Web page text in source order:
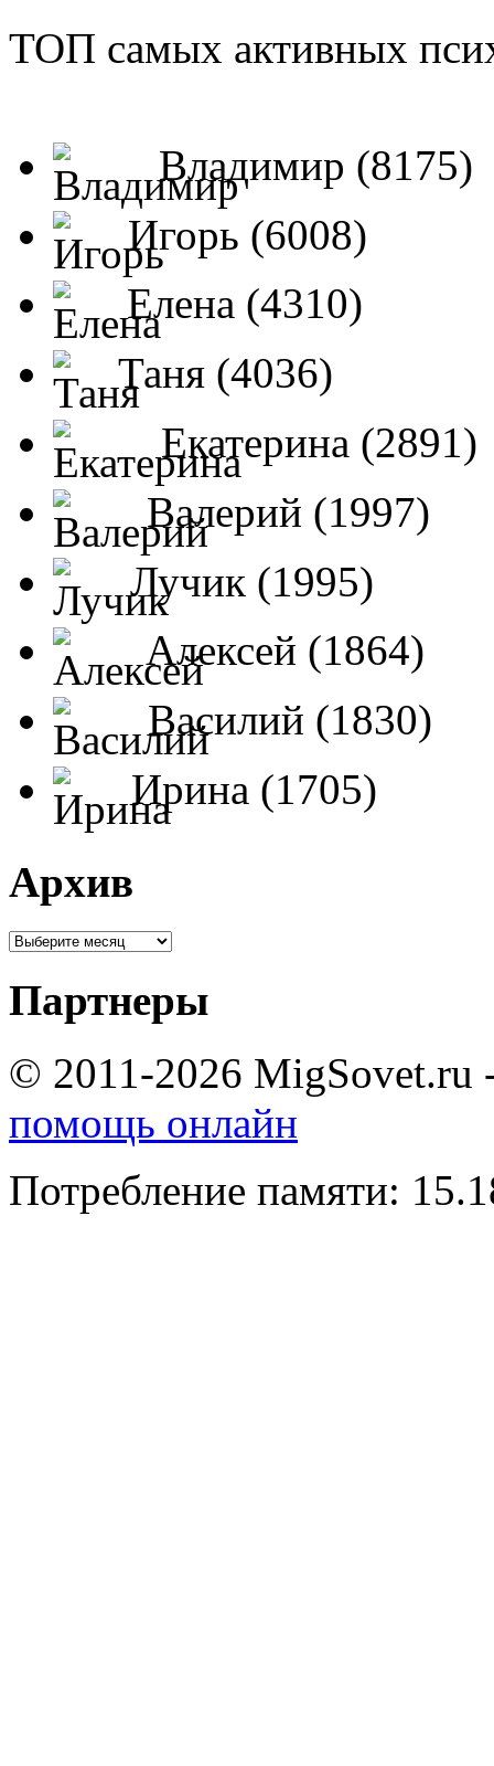
ТОП самых активных
Владимир (8175)
Игорь (6008)
Елена (4310)
Таня (4036)
Екатерина (2891)
Валерий (1997)
Лучик (1995)
Алексей (1864)
Василий (1830)
Ирина (1705)
Архив
Партнеры
© 2011-2026 MigSovet.ru
помощь онлайн
Потребление памяти: